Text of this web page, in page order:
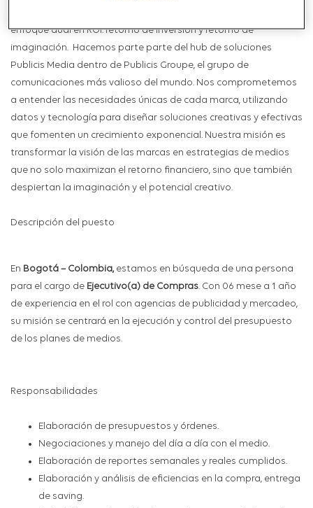
enfoque dual en ROI: retorno de inversión y retorno de
imaginación. Hacemos parte parte del hub de soluciones
Publicis Media dentro de Publicis Groupe, el grupo de
comunicaciones más valioso del mundo. Nos comprometemos
a entender las necesidades únicas de cada marca, utilizando
datos y tecnología para diseñar soluciones creativas y efectivas
que fomenten un crecimiento exponencial. Nuestra misión es
transformar la visión de las marcas en estrategias de medios
que no solo maximizan el retorno financiero, sino que también
despiertan la imaginación y el potencial creativo.
Descripción del puesto
En Bogotá – Colombia, estamos en búsqueda de una persona
para el cargo de Ejecutivo(a) de Compras. Con 06 mese a 1 año
de experiencia en el rol con agencias de publicidad y mercadeo,
su misión se centrará en la ejecución y control del presupuesto
de los planes de medios.
Responsabilidades
Elaboración de presupuestos y órdenes.
Negociaciones y manejo del día a día con el medio.
Elaboración de reportes semanales y reales cumplidos.
Elaboración y análisis de eficiencias en la compra, entrega
de saving.